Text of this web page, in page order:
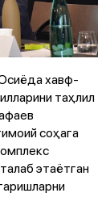
хавф-
таҳлил
соҳага
этаётган